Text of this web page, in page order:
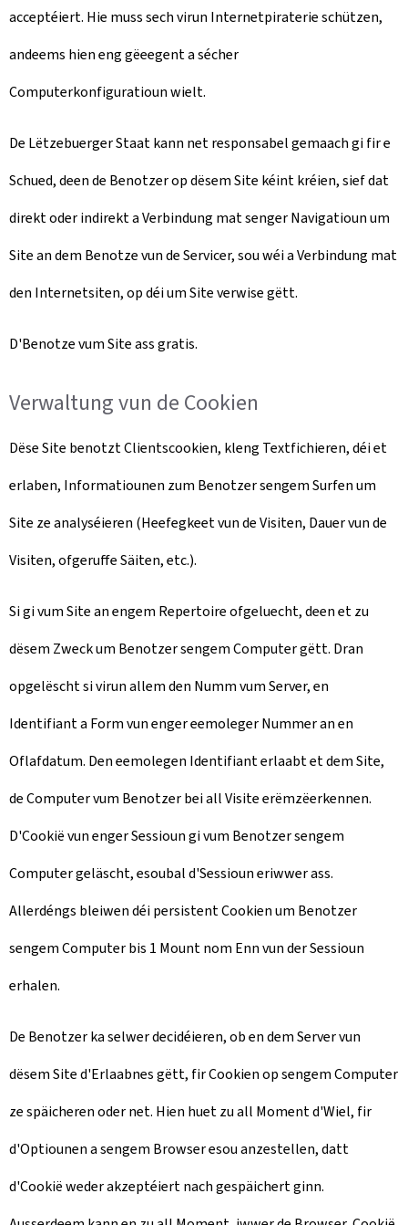
acceptéiert. Hie muss sech virun Internetpiraterie schützen,
andeems hien eng gëeegent a sécher
Computerkonfiguratioun wielt.
De Lëtzebuerger Staat kann net responsabel gemaach gi fir e
Schued, deen de Benotzer op dësem Site kéint kréien, sief dat
direkt oder indirekt a Verbindung mat senger Navigatioun um
Site an dem Benotze vun de Servicer, sou wéi a Verbindung mat
den Internetsiten, op déi um Site verwise gëtt.
D'Benotze vum Site ass gratis.
Verwaltung vun de Cookien
Dëse Site benotzt Clientscookien, kleng Textfichieren, déi et
erlaben, Informatiounen zum Benotzer sengem Surfen um
Site ze analyséieren (Heefegkeet vun de Visiten, Dauer vun de
Visiten, ofgeruffe Säiten, etc.).
Si gi vum Site an engem Repertoire ofgeluecht, deen et zu
dësem Zweck um Benotzer sengem Computer gëtt. Dran
opgelëscht si virun allem den Numm vum Server, en
Identifiant a Form vun enger eemoleger Nummer an en
Oflafdatum. Den eemolegen Identifiant erlaabt et dem Site,
de Computer vum Benotzer bei all Visite erëmzëerkennen.
D'Cookië vun enger Sessioun gi vum Benotzer sengem
Computer geläscht, esoubal d'Sessioun eriwwer ass.
Allerdéngs bleiwen déi persistent Cookien um Benotzer
sengem Computer bis 1 Mount nom Enn vun der Sessioun
erhalen.
De Benotzer ka selwer decidéieren, ob en dem Server vun
dësem Site d'Erlaabnes gëtt, fir Cookien op sengem Computer
ze späicheren oder net. Hien huet zu all Moment d'Wiel, fir
d'Optiounen a sengem Browser esou anzestellen, datt
d'Cookië weder akzeptéiert nach gespäichert ginn.